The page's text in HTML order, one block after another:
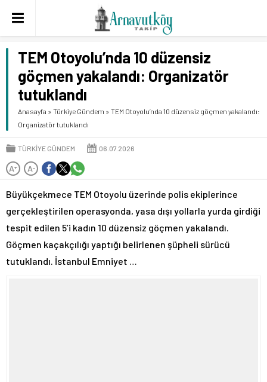
TEM Otoyolu’nda 10 düzensiz
göçmen yakalandı: Organizatör
tutuklandı
Anasayfa » Türkiye Gündem » TEM Otoyolu’nda 10 düzensiz göçmen yakalandı:
Organizatör tutuklandı
TÜRKIYE GÜNDEM 06.07.2026
A+ A-
Büyükçekmece TEM Otoyolu üzerinde polis ekiplerince
gerçekleştirilen operasyonda, yasa dışı yollarla yurda girdiği
tespit edilen 5’i kadın 10 düzensiz göçmen yakalandı.
Göçmen kaçakçılığı yaptığı belirlenen şüpheli sürücü
tutuklandı. İstanbul Emniyet …